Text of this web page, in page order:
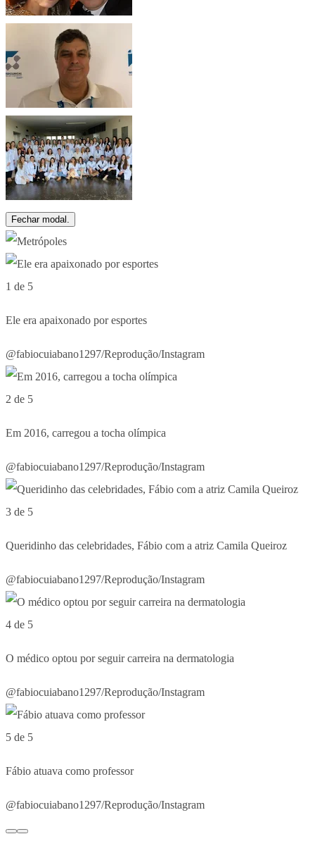
Fechar modal.
1 de 5
Ele era apaixonado por esportes
@fabiocuiabano1297/Reprodução/Instagram
2 de 5
Em 2016, carregou a tocha olímpica
@fabiocuiabano1297/Reprodução/Instagram
3 de 5
Queridinho das celebridades, Fábio com a atriz Camila Queiroz
@fabiocuiabano1297/Reprodução/Instagram
4 de 5
O médico optou por seguir carreira na dermatologia
@fabiocuiabano1297/Reprodução/Instagram
5 de 5
Fábio atuava como professor
@fabiocuiabano1297/Reprodução/Instagram